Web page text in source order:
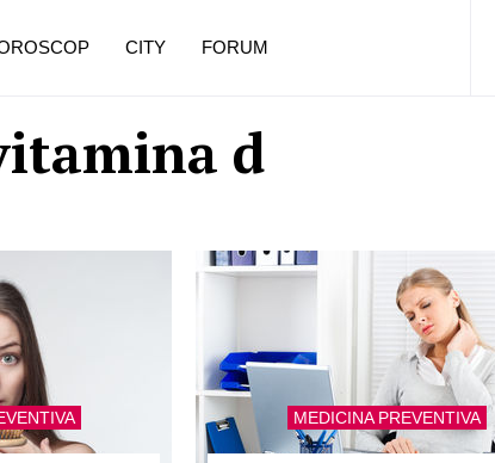
d
MEDICINA PREVENTIVA
CITY FORUM
este investigația